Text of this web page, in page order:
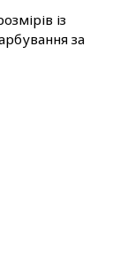
із
за